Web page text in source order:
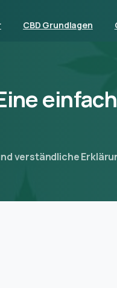
CBD Grundlagen
verständliche